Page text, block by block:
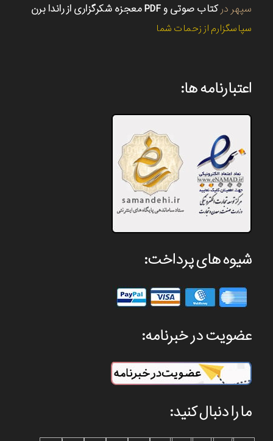
سپهر درکتاب صوتی و PDF معجزه شکرگزاری از راندا برن
سپاسگزارم از زحمات شما
اعتبارنامه ها:
شیوه های پرداخت:
عضویت در خبرنامه:
ما را دنبال کنید: